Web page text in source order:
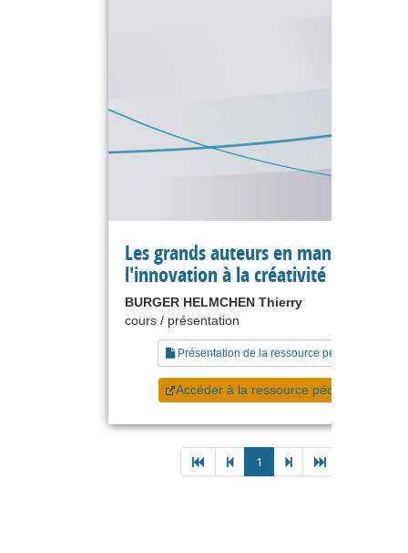
Les grands auteurs en management
l'innovation à la créativité
BURGER HELMCHEN Thierry
cours / présentation
Présentation de la ressource pédagogique
Accéder à la ressource pédagogique
1